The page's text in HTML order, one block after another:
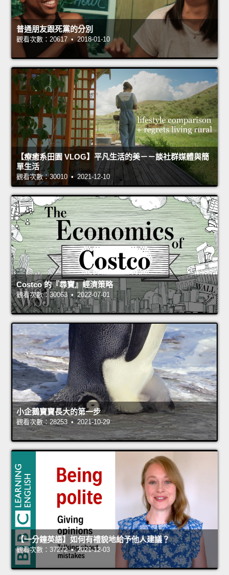
普通朋友跟死黨的分別
觀看次數：20617 • 2018-01-10
【療癒系田園 VLOG】平凡生活的美－－談社群媒體與簡
單生活
觀看次數：30010 • 2021-12-10
Costco 的『尋寶』經濟策略
觀看次數：30063 • 2022-07-01
小企鵝寶寶長大的第一步
觀看次數：28253 • 2021-10-29
【一分鐘英語】如何有禮貌地給予他人建議？
觀看次數：37272 • 2021-12-03